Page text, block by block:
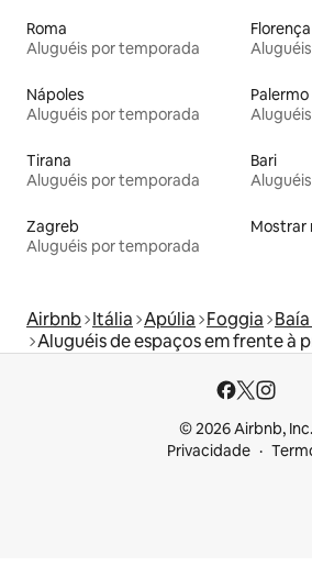
Roma
Aluguéis por temporada
Florença
Nápoles
Aluguéis por temporada
Palermo
Tirana
Aluguéis por temporada
Bari
Zagreb
Aluguéis por temporada
Mostrar
Airbnb Itália Apúlia Foggia
Aluguéis de espaços em frente à
© 2026 Airbnb, Inc.
Privacidade